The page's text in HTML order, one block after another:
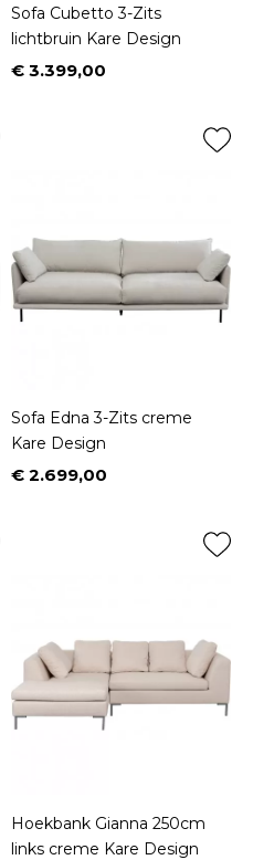
Sofa Cubetto 3-Zits
lichtbruin Kare Design
Prijs
€ 3.399,00
Sofa Edna 3-Zits creme
Kare Design
Prijs
€ 2.699,00
Hoekbank Gianna 250cm
links creme Kare Design